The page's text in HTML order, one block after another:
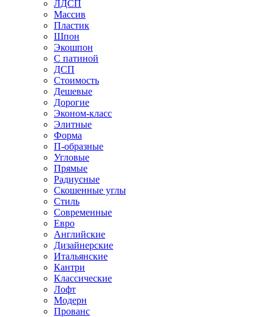
ЛДСП
Массив
Пластик
Шпон
Экошпон
С патиной
ДСП
Стоимость
Дешевые
Дорогие
Эконом-класс
Элитные
Форма
П-образные
Угловые
Прямые
Радиусные
Скошенные углы
Стиль
Современные
Евро
Английские
Дизайнерские
Итальянские
Кантри
Классические
Лофт
Модерн
Прованс